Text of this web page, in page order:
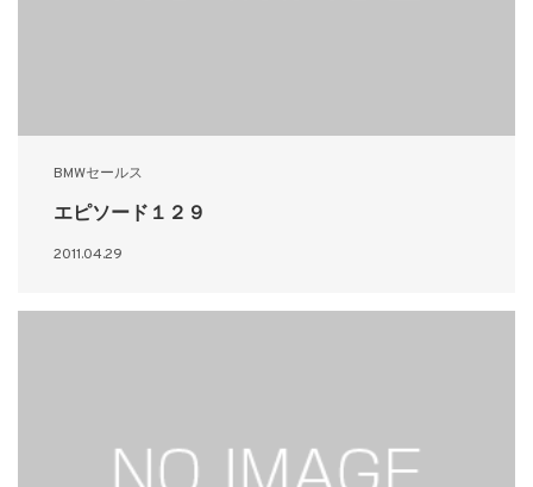
BMWセールス
エピソード１２９
2011.04.29